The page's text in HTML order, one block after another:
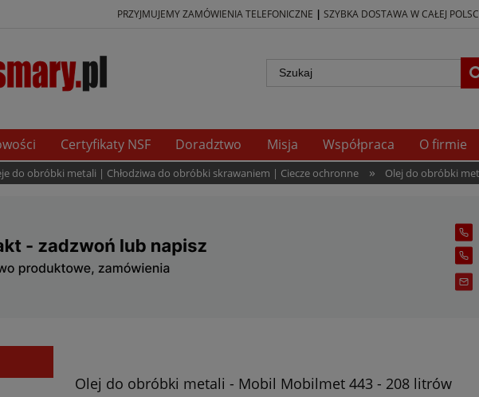
PRZYJMUJEMY ZAMÓWIENIA TELEFONICZNE | SZYBKA DOSTAWA W CAŁEJ
Certyfikaty NSF Doradztwo Misja Współpraca O firmie
do obróbki metali | Chłodziwa do obróbki skrawaniem | Ciecze ochronne » Olej do obróbki
Olej do obróbki metali - Mobil Mobilmet 443 - 208 litrów